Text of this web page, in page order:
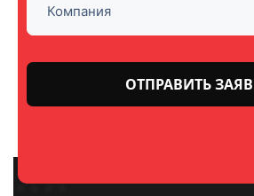
пустым.